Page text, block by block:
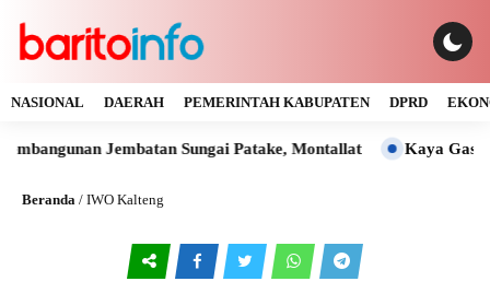
NASIONAL DAERAH PEMERINTAH KABUPATEN DPRD
Jembatan Sungai Patake, Montallat Kaya Gas
Beranda / IWO Kalteng